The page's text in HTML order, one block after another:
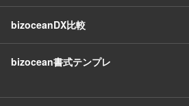
bizoceanDX比較
bizocean書式テンプレ